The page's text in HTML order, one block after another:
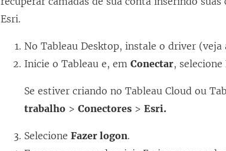
Esri.
No Tableau Desktop, instale o driver (veja
Inicie o Tableau e, emConectar, selecione
Se estiver criando no Tableau Cloud ou
trabalho >Conectores >Esri.
SelecioneFazer logon.